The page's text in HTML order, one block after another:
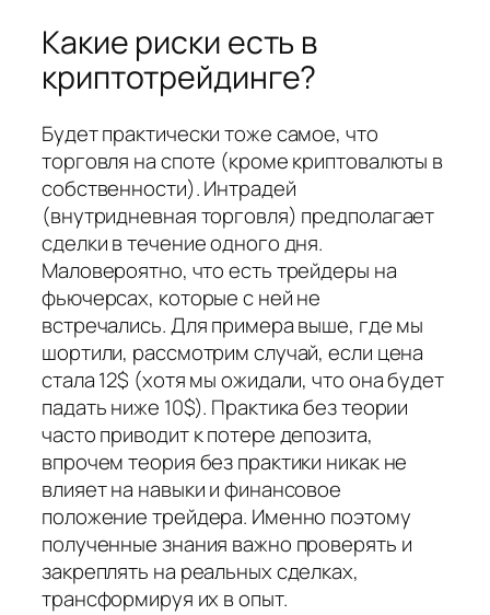
Какие риски есть в
криптотрейдинге?
Будет практически тоже самое, что
торговля на споте (кроме криптовалюты в
собственности). Интрадей
(внутридневная торговля) предполагает
сделки в течение одного дня.
Маловероятно, что есть трейдеры на
фьючерсах, которые с ней не
встречались. Для примера выше, где мы
шортили, рассмотрим случай, если цена
стала 12$ (хотя мы ожидали, что она будет
падать ниже 10$). Практика без теории
часто приводит к потере депозита,
впрочем теория без практики никак не
влияет на навыки и финансовое
положение трейдера. Именно поэтому
полученные знания важно проверять и
закреплять на реальных сделках,
трансформируя их в опыт.